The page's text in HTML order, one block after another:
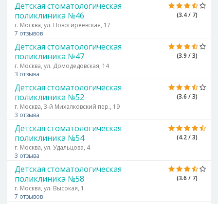
(3.4 / 7)
Детская стоматологическая
поликлиника №46
г. Москва, ул. Новогиреевская, 17
7 отзывов
(3.9 / 3)
Детская стоматологическая
поликлиника №47
г. Москва, ул. Домодедовская, 14
3 отзыва
(3.6 / 3)
Детская стоматологическая
поликлиника №52
г. Москва, 3-й Михалковский пер., 19
3 отзыва
(4.2 / 3)
Детская стоматологическая
поликлиника №54
г. Москва, ул. Удальцова, 4
3 отзыва
(3.6 / 7)
Детская стоматологическая
поликлиника №58
г. Москва, ул. Высокая, 1
7 отзывов